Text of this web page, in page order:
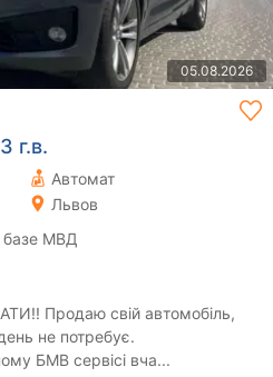
05.08.2026
г.в.
Автомат
Львов
базе МВД
не потребує.
БМВ сервісі вча...